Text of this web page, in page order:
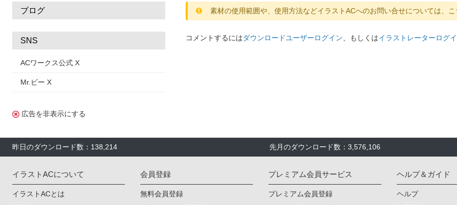
ブログ
SNS
ACワークス公式 X
Mr.ビー X
広告を非表示にする
素材の使用範囲や、使用方法などイラストACへのお問い合せについては、
コメントするにはダウンロードユーザーログイン 、もしくはイラストレーターログ
昨日のダウンロード数：138,214 先月のダウンロード数：3,576,106
イラストACについて
イラストACとは
会員登録
無料会員登録
プレミアム会員サービス
プレミアム会員登録
ヘルプ＆ガイド
ヘルプ